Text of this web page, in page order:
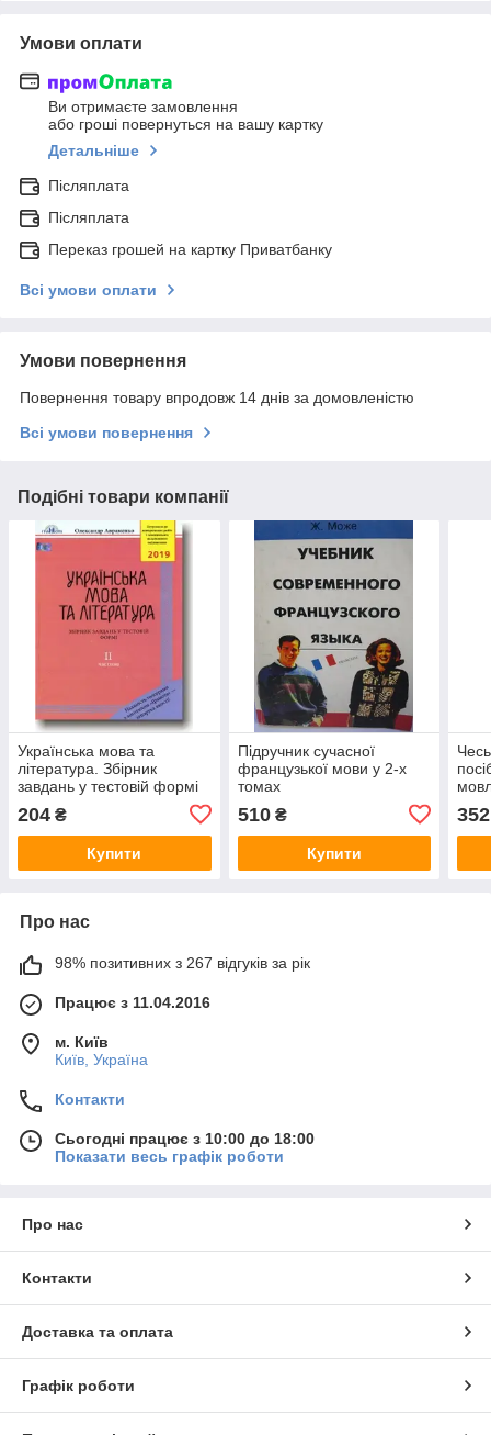
Умови оплати
Ви отримаєте замовлення
або гроші повернуться на вашу картку
Детальніше
Післяплата
Післяплата
Переказ грошей на картку Приватбанку
Всі умови оплати
Умови повернення
Повернення товару впродовж 14 днів за домовленістю
Всі умови повернення
Подібні товари компанії
Українська мова та
література. Збірник
завдань у тестовій формі
204 ₴
Купити
Підручник сучасної
французької мови у 2-х
томах
510₴
Купити
352
Про нас
98% позитивних з 267 відгуків за рік
Працює з 11.04.2016
м. Київ
Київ, Україна
Контакти
Сьогодні працює з 10:00 до 18:00
Показати весь графік роботи
Про нас
Контакти
Доставка та оплата
Графік роботи